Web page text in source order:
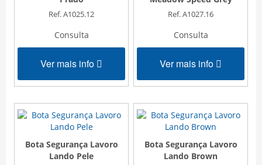
Ref. A1025.12
Consulta
Ver mais info
Ref. A1027.16
Consulta
Ver mais info
Bota Segurança Lavoro
Lando Pele
Bota Segurança Lavoro
Lando Brown